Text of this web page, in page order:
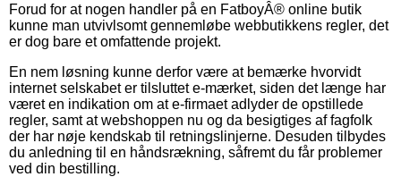
Forud for at nogen handler på en FatboyÂ® online butik
kunne man utvivlsomt gennemløbe webbutikkens regler, det
er dog bare et omfattende projekt.
En nem løsning kunne derfor være at bemærke hvorvidt
internet selskabet er tilsluttet e-mærket, siden det længe har
været en indikation om at e-firmaet adlyder de opstillede
regler, samt at webshoppen nu og da besigtiges af fagfolk
der har nøje kendskab til retningslinjerne. Desuden tilbydes
du anledning til en håndsrækning, såfremt du får problemer
ved din bestilling.